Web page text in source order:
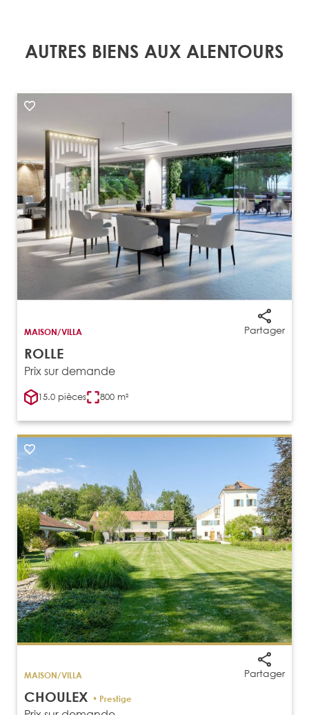
AUTRES BIENS AUX ALENTOURS
Partager
MAISON/VILLA
ROLLE
Prix sur demande
15.0 pièces 800 m²
Partager
MAISON/VILLA
CHOULEX • Prestige